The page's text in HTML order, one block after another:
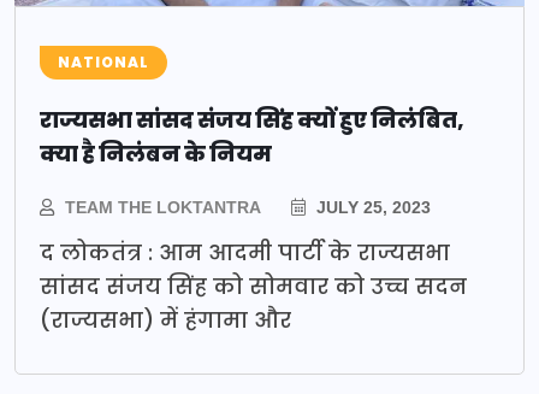
NATIONAL
राज्यसभा सांसद संजय सिंह क्यों हुए निलंबित,
क्या है निलंबन के नियम
TEAM THE LOKTANTRA JULY 25, 2023
द लोकतंत्र : आम आदमी पार्टी के राज्यसभा
सांसद संजय सिंह को सोमवार को उच्च सदन
(राज्यसभा) में हंगामा और